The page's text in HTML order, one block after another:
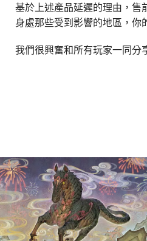
基於上述產品延遲的理由，售
身處那些受到影響的地區，你
我們很興奮和所有玩家一同分